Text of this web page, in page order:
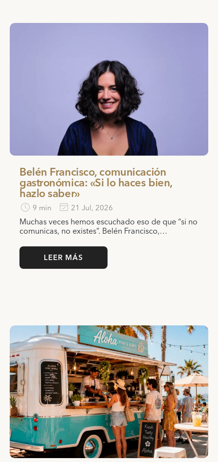
Belén Francisco, comunicación
gastronómica: «Si lo haces bien,
hazlo saber»
9 min 21 Jul, 2026
Muchas veces hemos escuchado eso de que “si no
comunicas, no existes”. Belén Francisco,…
LEER MÁS